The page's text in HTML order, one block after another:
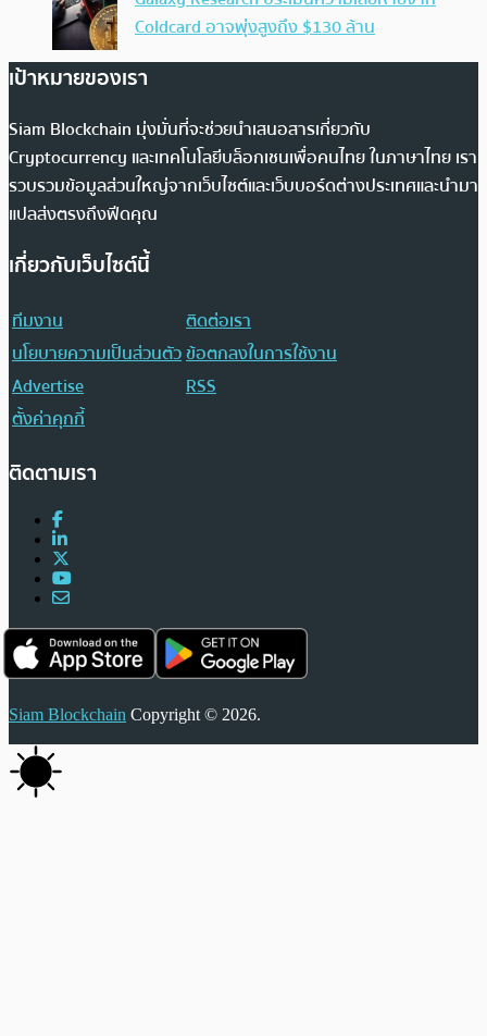
Coldcard อาจพุ่งสูงถึง $130 ล้าน
เป้าหมายของเรา
Siam Blockchain มุ่งมั่นที่จะช่วยนำเสนอสารเกี่ยวกับ
Cryptocurrency และเทคโนโลยีบล็อกเชนเพื่อคนไทย ในภาษาไทย เรา
รวบรวมข้อมูลส่วนใหญ่จากเว็บไซต์และเว็บบอร์ดต่างประเทศและนำมา
แปลส่งตรงถึงฟีดคุณ
เกี่ยวกับเว็บไซต์นี้
ทีมงาน
ติดต่อเรา
นโยบายความเป็นส่วนตัวข้อตกลงในการใช้งาน
Advertise
RSS
ตั้งค่าคุกกี้
ติดตามเรา
Siam Blockchain Copyright © 2026.